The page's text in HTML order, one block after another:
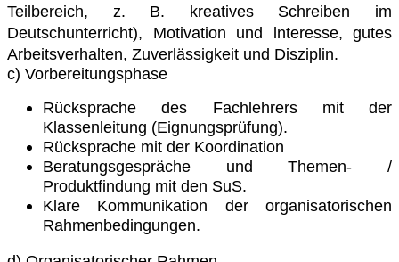
Teilbereich, z. B. kreatives Schreiben im
Deutschunterricht), Motivation und lnteresse, gutes
Arbeitsverhalten, Zuverlässigkeit und Disziplin.
c) Vorbereitungsphase
Rücksprache des Fachlehrers mit der
Klassenleitung (Eignungsprüfung).
Rücksprache mit der Koordination
Beratungsgespräche und Themen- /
Produktfindung mit den SuS.
Klare Kommunikation der organisatorischen
Rahmenbedingungen.